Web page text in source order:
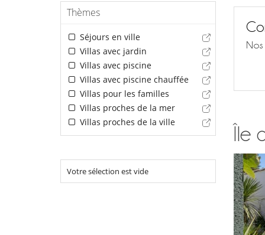
Thèmes
Séjours en ville
Villas avec jardin
Villas avec piscine
Villas avec piscine chauffée
Villas pour les familles
Villas proches de la mer
Villas proches de la ville
Votre sélection est vide
Île